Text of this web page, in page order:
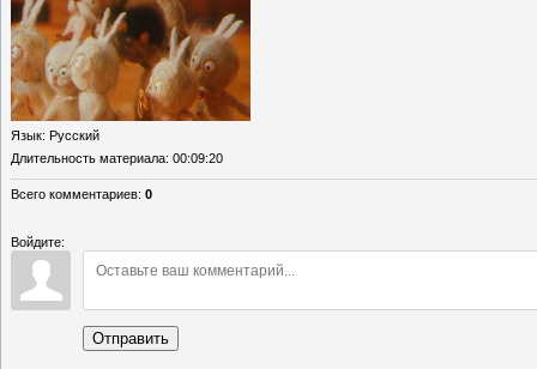
Язык: Русский
Длительность материала: 00:09:20
Всего комментариев: 0
Войдите:
Отправить